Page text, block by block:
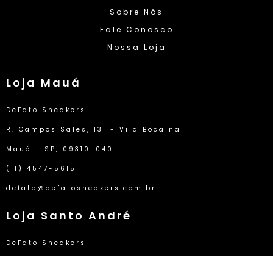
Sobre Nós
Fale Conosco
Nossa Loja
Loja Mauá
DeFato Sneakers
R. Campos Sales, 131 - Vila Bocaina
Mauá - SP, 09310-040
(11) 4547-5615
defato@defatosneakers.com.br
Loja Santo André
DeFato Sneakers